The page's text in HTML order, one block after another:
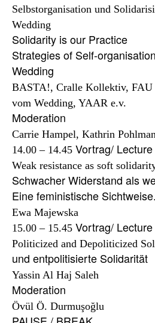
Selbstorganisation und
Solidarity is our Practice
Strategies of Self-
BASTA!, Cralle Kollektiv, FAU
vom Wedding, YAAR e.v.
Carrie Hampel, Kathrin
14.00 – 14.45
Weak resistance as soft
Schwacher Widerstand als
Ewa Majewska
15.00 – 15.45
Politicized and Depoliticized
Yassin Al Haj Saleh
Övül Ö. Durmuşoğlu